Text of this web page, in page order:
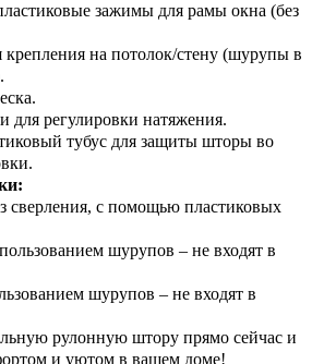
зажимы для рамы окна (без
на потолок/стену (шурупы в
для регулировки натяжения.
тубус для защиты шторы во
сверления, с помощью пластиковых
шурупов – не входят в
шурупов – не входят в
рулонную штору прямо сейчас и
и уютом в вашем доме!